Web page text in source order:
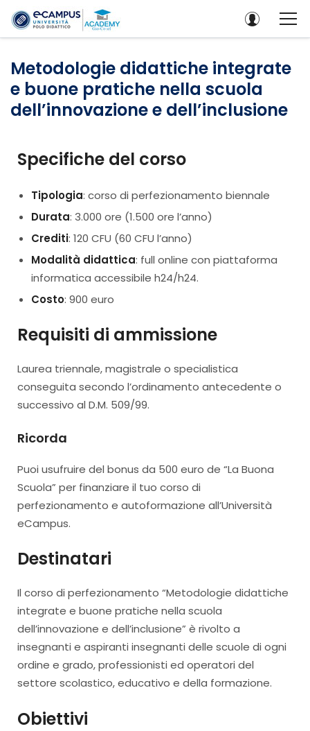
Metodologie didattiche integrate
e buone pratiche nella scuola
dell’innovazione e dell’inclusione
Specifiche del corso
Tipologia: corso di perfezionamento biennale
Durata: 3.000 ore (1.500 ore l’anno)
Crediti: 120 CFU (60 CFU l’anno)
Modalità didattica: full online con piattaforma
informatica accessibile h24/h24.
Costo: 900 euro
Requisiti di ammissione
Laurea triennale, magistrale o specialistica
conseguita secondo l’ordinamento antecedente o
successivo al D.M. 509/99.
Ricorda
Puoi usufruire del bonus da 500 euro de “La Buona
Scuola” per finanziare il tuo corso di
perfezionamento e autoformazione all’Università
eCampus.
Destinatari
Il corso di perfezionamento “Metodologie didattiche
integrate e buone pratiche nella scuola
dell’innovazione e dell’inclusione” è rivolto a
insegnanti e aspiranti insegnanti delle scuole di ogni
ordine e grado, professionisti ed operatori del
settore scolastico, educativo e della formazione.
Obiettivi